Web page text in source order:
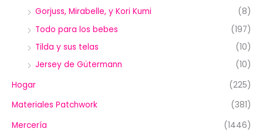
Gorjuss, Mirabelle, y Kori Kumi
(8)
Todo para los bebes
(197)
Tilda y sus telas
(10)
Jersey de Gütermann
(10)
Hogar
(225)
Materiales Patchwork
(381)
Mercería
(1446)